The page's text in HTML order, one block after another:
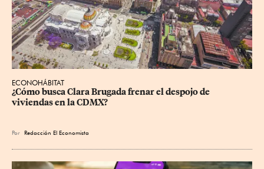
ECONOHÁBITAT
¿Cómo busca Clara Brugada frenar el despojo de
viviendas en la CDMX?
Por Redacción El Economista